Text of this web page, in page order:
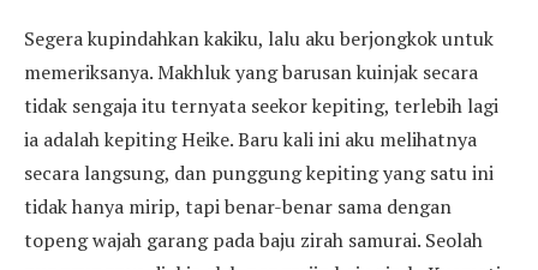
Segera kupindahkan kakiku, lalu aku berjongkok untuk
memeriksanya. Makhluk yang barusan kuinjak secara
tidak sengaja itu ternyata seekor kepiting, terlebih lagi
ia adalah kepiting Heike. Baru kali ini aku melihatnya
secara langsung, dan punggung kepiting yang satu ini
tidak hanya mirip, tapi benar-benar sama dengan
topeng wajah garang pada baju zirah samurai. Seolah